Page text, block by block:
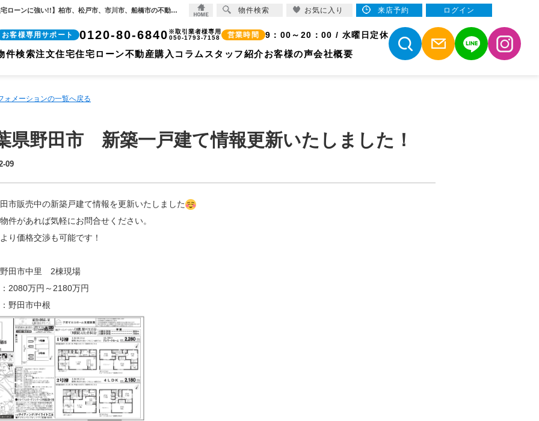
千葉県野田市 新築一戸建て情報更新いたしました！【2024-12-09更新】お知らせ | 【住宅ローンに強い!!】柏市、松戸市、市川市、船橋市の不動産のことなら株式会社ココリバーの不動産のことなら株式会社ココリバー
お客様専用サポート 0120-80-6840 ※取引業者様専用
050-1793-7158
営業時間 9：00～20：00 / 水曜日定休
件検索注文住宅住宅ローン不動産購入コラム スタッフ紹介お客様の声会社概要
ォメーションの一覧へ戻る
県野田市 新築一戸建て情報更新いたしました！
09
市販売中の新築戸建て情報を更新いたしました
件があれば気軽にお問合せください。
り価格交渉も可能です！
田市中里 2棟現場
2080万円～2180万円
野田市中根
物件検索 お気に入り 来店予約 ログイン